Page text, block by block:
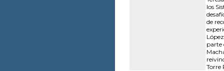
los
de
parte
Torre